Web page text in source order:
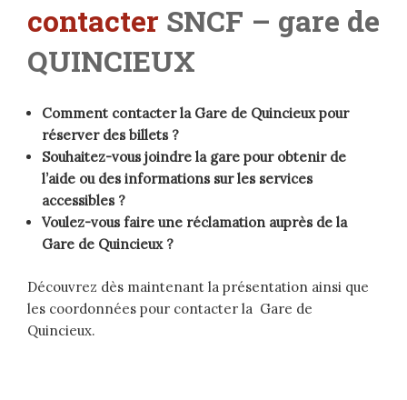
contacter SNCF – gare de
QUINCIEUX
Comment contacter la Gare de Quincieux pour
réserver des billets ?
Souhaitez-vous joindre la gare pour obtenir de
l’aide ou des informations sur les services
accessibles ?
Voulez-vous faire une réclamation auprès de la
Gare de Quincieux ?
Découvrez dès maintenant la présentation ainsi que
les coordonnées pour contacter la Gare de
Quincieux.